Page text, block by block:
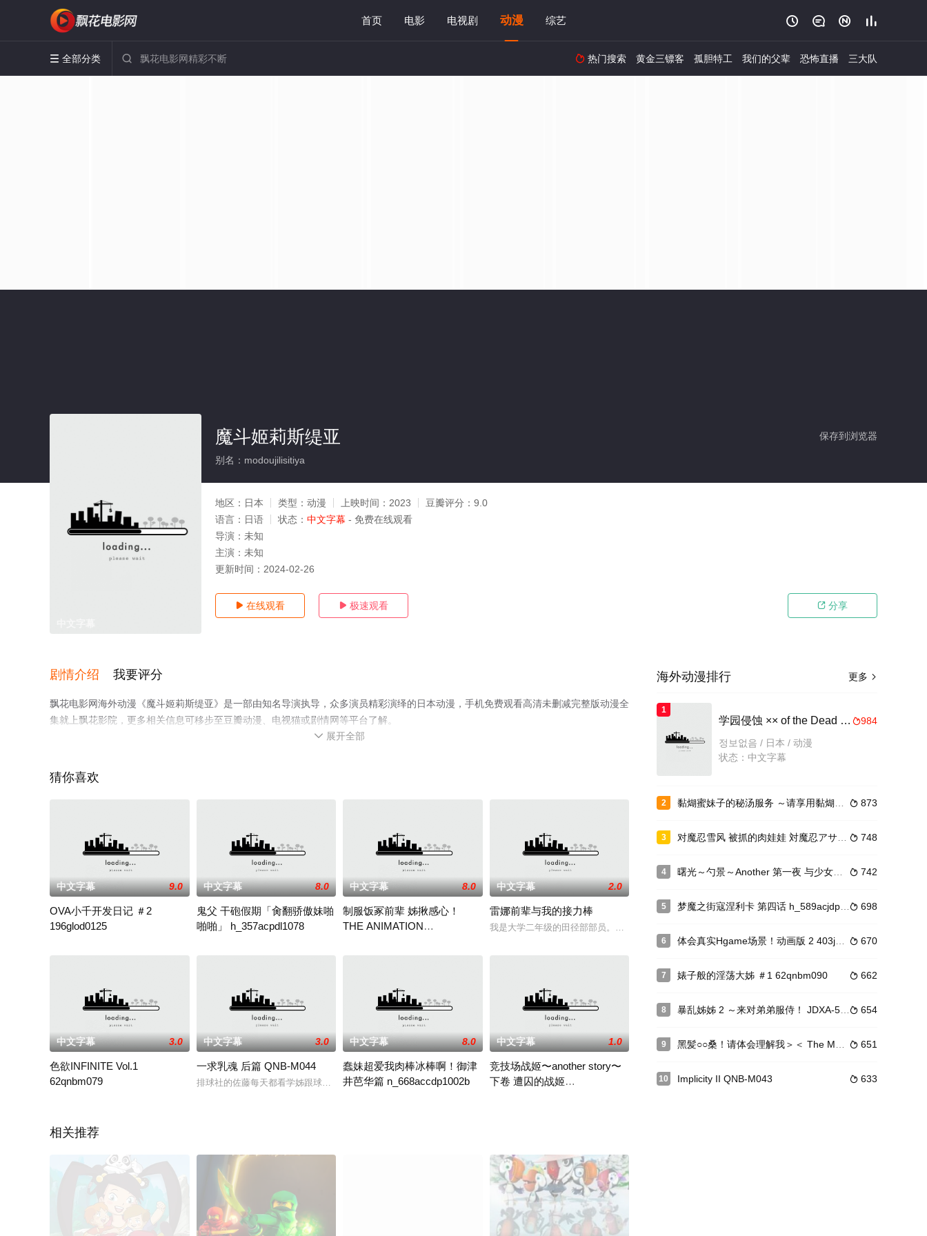
首页 电影 电视剧 动漫 综艺    
 全部分类   热门搜索 黄金三镖客 孤胆特工 我们的父辈 恐怖直播 三大队
保存到浏览器
魔斗姬莉斯缇亚
别名：modoujilisitiya
地区： 日本 类型： 动漫 上映时间： 2023 豆瓣评分： 9.0
语言： 日语 状态： 中文字幕 - 免费在线观看
导演： 未知
主演： 未知
更新时间： 2024-02-26
 在线观看  极速观看  分享
剧情介绍 我要评分
飘花电影网海外动漫《魔斗姬莉斯缇亚》是一部由知名导演执导，众多演员精彩演绎的日本动漫，手机免费观看高清未删减完整版动漫全
集就上飘花影院，更多相关信息可移步至豆瓣动漫、电视猫或剧情网等平台了解。
 展开全部
猜你喜欢
中文字幕 9.0
OVA小千开发日记 ＃2
196glod0125
中文字幕 8.0
鬼父 干砲假期「肏翻骄傲妹啪
啪啪」 h_357acpdl1078
这次鬼父和爱莉去雪山滑雪却不幸遇难了、结果到洞窟躲雪时还幹砲取暖下去、之后回小屋休息、这时突然多了一位穿圣诞装的爱莉登场！之后就3P
中文字幕 8.0
制服饭冢前辈 姊揪感心！
THE ANIMATION
早上梦见饭冢前辈来我家甜蜜的叫我起床、想说现实才不会发生这种事呢、结果毕业当天我就被她告白啦、快来享受一下和御姊的酸甜青春故事吧！
中文字幕 2.0
雷娜前辈与我的接力棒
我是大学二年级的田径部部员。常常在空无一人的室内练习场，帮助喜欢的前辈雷娜自主训练…单独两人的训
中文字幕 3.0
色欲INFINITE Vol.1
62qnbm079
中文字幕 3.0
一求乳魂 后篇 QNB-M044
排球社的佐藤每天都看学姊跟球经高桥开幹，回家都会忍不住自慰排解性慾。在体育仓库裡两人独处时，性慾爆发求他猛肏。说是为夏季大赛集训，到
中文字幕 8.0
蠢妹超爱我肉棒冰棒啊！御津
井芭华篇 n_668accdp1002b
中文字幕 1.0
竞技场战姬〜another story〜
下卷 遭囚的战姬
相关推荐
更多 
海外动漫排行
1
984
学园侵蚀 ×× of the Dead 下卷 stap002
정보없음 / 日本 / 动漫
状态：中文字幕
2  873
黏煳蜜妹子的秘汤服务 ～请享用黏煳啾噜服侍～ #1 RJ303494
3  748
对魔忍雪风 被抓的肉娃娃 対魔忍アサギ～捕らわれの肉人形～
4  742
曙光～勺景～Another 第一夜 与少女的蜜月与终点 h_234acmdp1009
5  698
梦魔之街寇涅利卡 第四话 h_589acjdp0010
6  670
体会真实Hgame场景！动画版 2 403jdra57489r
7  662
婊子般的淫荡大姊 ＃1 62qnbm090
8  654
暴乱姊姊 2 ～来对弟弟服侍！ JDXA-57448
9  651
黑髪○○桑！请体会理解我＞＜ The Motion Anime d_157691
10  633
Implicity II QNB-M043